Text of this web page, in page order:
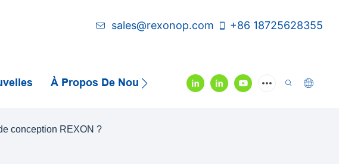
sales@rexonop.com +86 18725628355
À Propos De Nous Contactez-Nous Vidéo
conception REXON ?